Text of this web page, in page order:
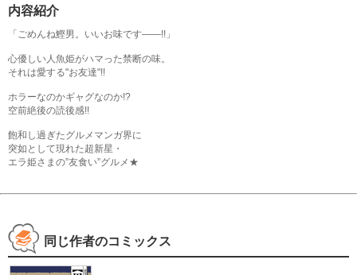
内容紹介
「ごめんね鰹男。いいお味です――!!」
心優しい人魚姫がハマった禁断の味。
それは愛する"お友達"!!
ホラーなのかギャグなのか!?
空前絶後の読後感!!
飽和し過ぎたグルメマンガ界に
突如として現れた超新星・
エラ姫さまの”友食い”グルメ★
同じ作者のコミックス